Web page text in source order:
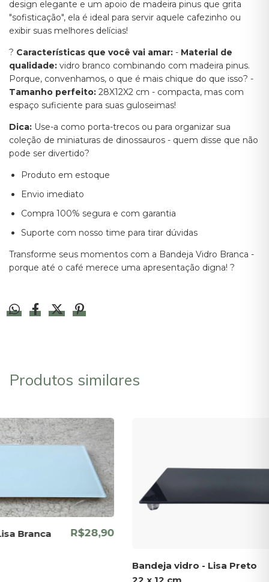
design elegante e um apoio de madeira pinus que grita
"sofisticação", ela é ideal para servir aquele cafezinho ou
exibir suas melhores delícias!
? Características que você vai amar: - Material de
qualidade: vidro branco combinando com madeira pinus.
Porque, convenhamos, o que é mais chique do que isso? -
Tamanho perfeito: 28X12X2 cm - compacta, mas com
espaço suficiente para suas guloseimas!
Dica: Use-a como porta-trecos ou para organizar sua
coleção de miniaturas de dinossauros - quem disse que não
pode ser divertido?
Produto em estoque
Envio imediato
Compra 100% segura e com garantia
Suporte com nosso time para tirar dúvidas
Transforme seus momentos com a Bandeja Vidro Branca -
porque até o café merece uma apresentação digna! ?
Produtos similares
Branca R$28,90
Bandeja vidro - Lisa Preto